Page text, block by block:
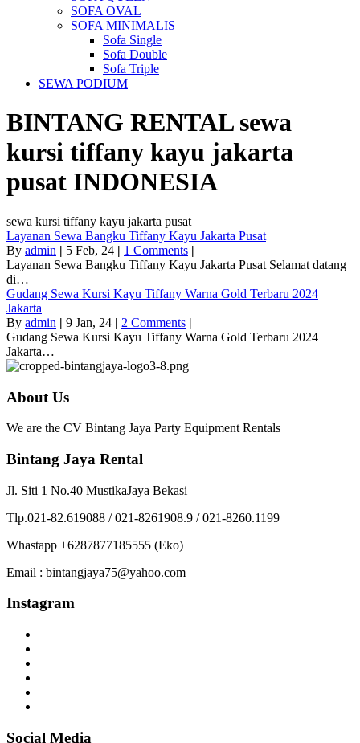
SOFA OVAL
SOFA MINIMALIS
Sofa Single
Sofa Double
Sofa Triple
SEWA PODIUM
BINTANG RENTAL sewa
kursi tiffany kayu jakarta
pusat INDONESIA
sewa kursi tiffany kayu jakarta pusat
Layanan Sewa Bangku Tiffany Kayu Jakarta Pusat
By admin | 5 Feb, 24 | 1 Comments |
Layanan Sewa Bangku Tiffany Kayu Jakarta Pusat Selamat datang
di…
Gudang Sewa Kursi Kayu Tiffany Warna Gold Terbaru 2024
Jakarta
By admin | 9 Jan, 24 | 2 Comments |
Gudang Sewa Kursi Kayu Tiffany Warna Gold Terbaru 2024
Jakarta…
About Us
We are the CV Bintang Jaya Party Equipment Rentals
Bintang Jaya Rental
Jl. Siti 1 No.40 MustikaJaya Bekasi
Tlp.021-82.619088 / 021-8261908.9 / 021-8260.1199
Whastapp +6287877185555 (Eko)
Email : bintangjaya75@yahoo.com
Instagram
Social Media